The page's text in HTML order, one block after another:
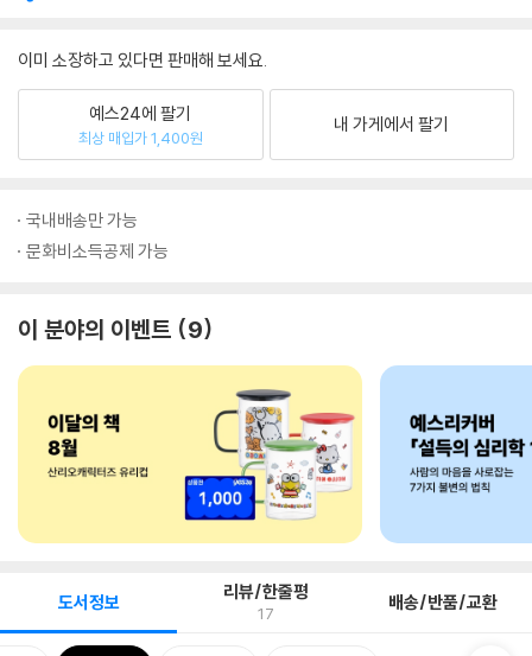
이미 소장하고 있다면 판매해 보세요.
예스24에 팔기
최상 매입가 1,400원
내 가게에서 팔기
국내배송만 가능
문화비소득공제 가능
이 분야의 이벤트 9
도서정보 리뷰/한줄평
17 배송/반품/교환